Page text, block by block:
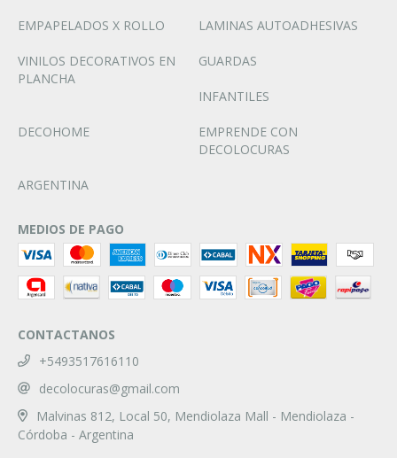
EMPAPELADOS X ROLLO LAMINAS AUTOADHESIVAS
VINILOS DECORATIVOS EN
PLANCHA
GUARDAS
INFANTILES
DECOHOME
EMPRENDE CON
DECOLOCURAS
ARGENTINA
MEDIOS DE PAGO
CONTACTANOS
+5493517616110
decolocuras@gmail.com
Malvinas 812, Local 50, Mendiolaza Mall - Mendiolaza -
Córdoba - Argentina